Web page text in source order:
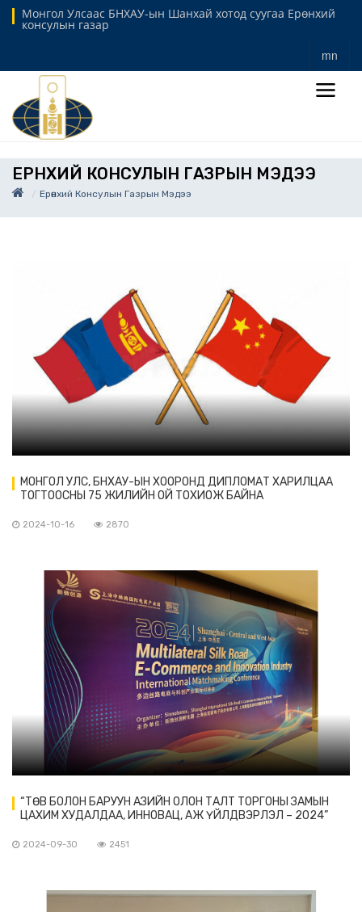
Монгол Улсаас БНХАУ-ын Шанхай хотод суугаа Ерөнхий
консулын газар
mn
ЕРӨНХИЙ КОНСУЛЫН ГАЗРЫН МЭДЭЭ
Ерөнхий Консулын Газрын Мэдээ
МОНГОЛ УЛС, БНХАУ-ЫН ХООРОНД ДИПЛОМАТ ХАРИЛЦАА
ТОГТООСНЫ 75 ЖИЛИЙН ОЙ ТОХИОЖ БАЙНА
2024-10-16 2870
“ТӨВ БОЛОН БАРУУН АЗИЙН ОЛОН ТАЛТ ТОРГОНЫ ЗАМЫН
ЦАХИМ ХУДАЛДАА, ИННОВАЦ, АЖ ҮЙЛДВЭРЛЭЛ – 2024”
2024-09-30 2451